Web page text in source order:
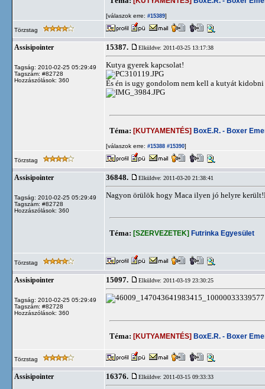
[válaszok erre: #15389]
Törzstag
Assisipointer
Tagság: 2010-02-25 05:29:49
Tagszám: #82728
Hozzászólások: 360
15387. Elküldve: 2011-03-25 13:17:38
Kutya gyerek kapcsolat!
És én is ugy gondolom nem kell a kutyát
Téma: [KUTYAMENTÉS] BoxE.R. - Boxer
[válaszok erre: #15388 #15390]
Törzstag
Assisipointer
Tagság: 2010-02-25 05:29:49
Tagszám: #82728
Hozzászólások: 360
36848. Elküldve: 2011-03-20 21:38:41
Nagyon örülök hogy Maca ilyen jó helyre
Téma: [SZERVEZETEK] Futrinka Egyesület
Törzstag
Assisipointer
Tagság: 2010-02-25 05:29:49
Tagszám: #82728
Hozzászólások: 360
15097. Elküldve: 2011-03-19 23:30:25
Téma: [KUTYAMENTÉS] BoxE.R. - Boxer
Törzstag
Assisipointer 16376. Elküldve: 2011-03-15 09:33:33